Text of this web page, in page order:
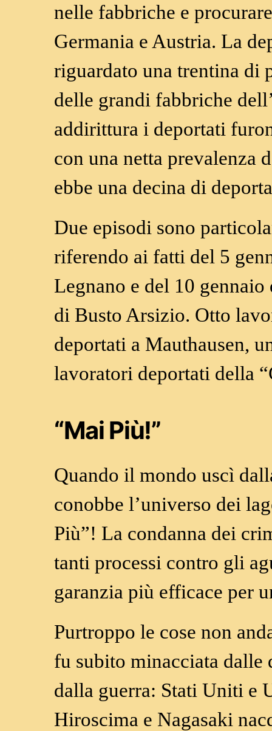
nelle fabbriche e
Germania e Austria. La
riguardato una trentina di
delle grandi fabbriche
addirittura i deportati
con una netta prevalenza
ebbe una decina di
Due episodi sono
riferendo ai fatti del 5
Legnano e del 10
di Busto Arsizio. Otto
deportati a Mauthausen,
lavoratori deportati della
“Mai Più!”
Quando il mondo uscì
conobbe l’universo dei
Più”! La condanna dei
tanti processi contro gli
garanzia più efficace per
Purtroppo le cose non
fu subito minacciata dalle
dalla guerra: Stati Uniti e
Hiroscima e Nagasaki